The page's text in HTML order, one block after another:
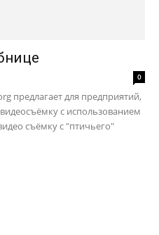
0
предлагает для предприятий,
с использованием
съёмку с "птичьего"